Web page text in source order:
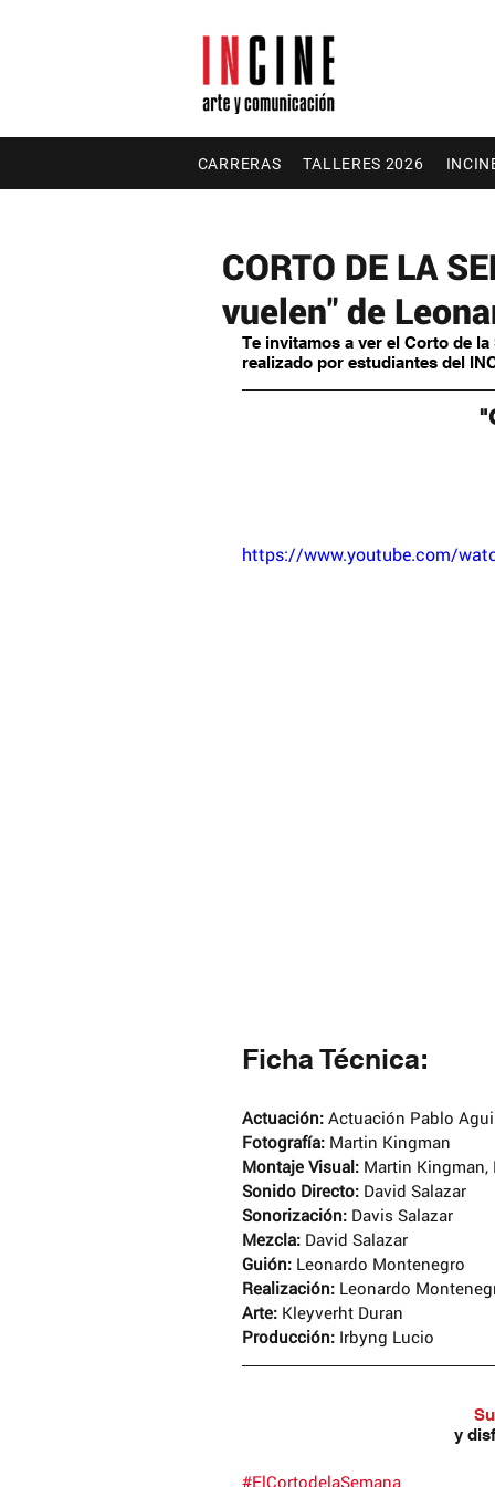
CARRERAS TALLERES 2026
CORTO DE LA
vuelen" de
Te invitamos a ver el Corto de la
realizado por estudiantes del
https://www.youtube.com/
Ficha Técnica:
Actuación: Actuación Pablo
Fotografía: Martin Kingman
Montaje Visual: Martin
Sonido Directo: David Salazar
Sonorización: Davis Salazar
Mezcla: David Salazar
Guión: Leonardo Montenegro
Realización: Leonardo
Arte: Kleyverht Duran
Producción: Irbyng Lucio
y
#ElCortodelaSemana